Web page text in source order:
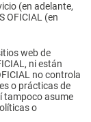
(en adelante,
OFICIAL (en
web de
ni están
no controla
o prácticas de
tampoco asume
o